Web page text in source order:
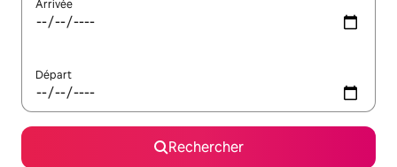
Arrivée
Départ
Rechercher